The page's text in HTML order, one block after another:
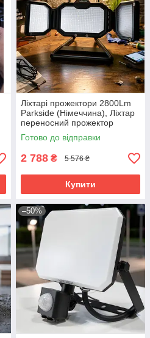
Ліхтарі прожектори 2800Lm
Parkside (Німеччина), Ліхтар
переносний прожектор
акумуляторний
світлодіодний, RYH
Готово до відправки
2 788 ₴ 5 576 ₴
Купити
–50%